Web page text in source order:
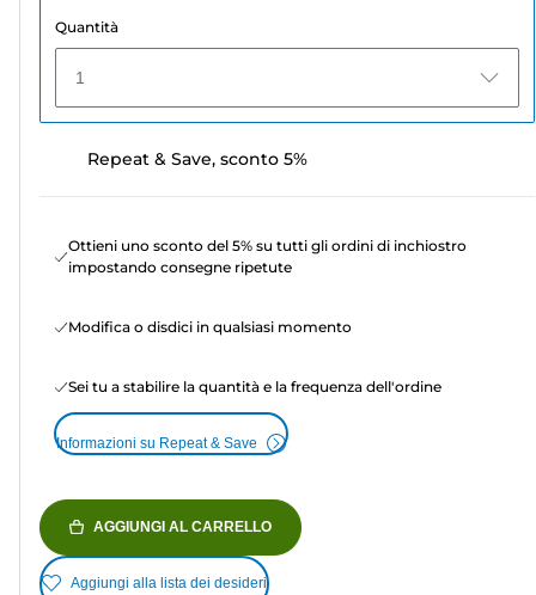
Quantità
1
Repeat & Save, sconto 5%
Ottieni uno sconto del 5% su tutti gli ordini di inchiostro
impostando consegne ripetute
Modifica o disdici in qualsiasi momento
Sei tu a stabilire la quantità e la frequenza dell'ordine
Informazioni su Repeat & Save
AGGIUNGI AL CARRELLO
Aggiungi alla lista dei desideri